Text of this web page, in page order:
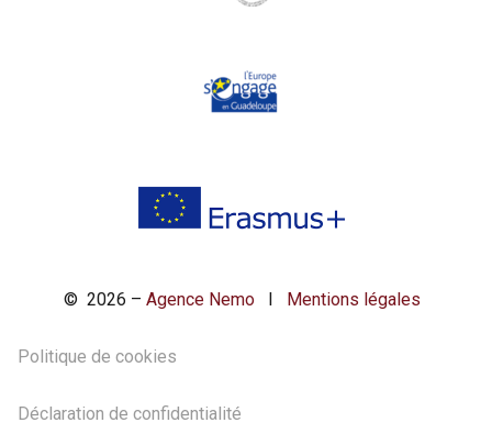
© 2026 – Agence NemoI Mentions légales
Politique de cookies
Déclaration de confidentialité